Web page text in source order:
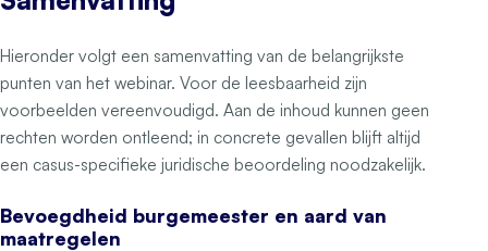
Hieronder volgt een samenvatting van de belangrijkste
punten van het webinar. Voor de leesbaarheid zijn
voorbeelden vereenvoudigd. Aan de inhoud kunnen geen
rechten worden ontleend; in concrete gevallen blijft altijd
een casus-specifieke juridische beoordeling noodzakelijk.
Bevoegdheid burgemeester en aard van
maatregelen